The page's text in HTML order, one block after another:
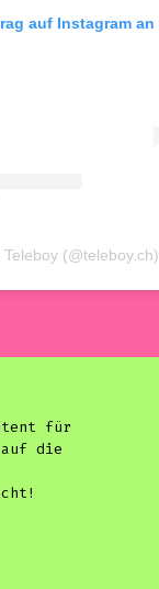
auf Instagram an
(@teleboy.ch)
für
die